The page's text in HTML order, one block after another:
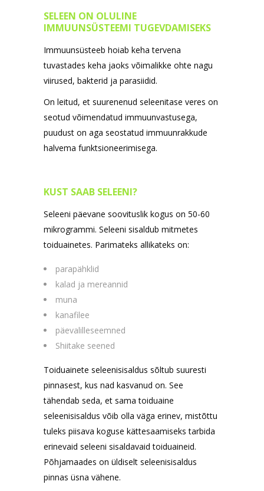
SELEEN ON OLULINE
IMMUUNSÜSTEEMI TUGEVDAMISEKS
Immuunsüsteeb hoiab keha tervena
tuvastades keha jaoks võimalikke ohte nagu
viirused, bakterid ja parasiidid.
On leitud, et suurenenud seleenitase veres on
seotud võimendatud immuunvastusega,
puudust on aga seostatud immuunrakkude
halvema funktsioneerimisega.
KUST SAAB SELEENI?
Seleeni päevane soovituslik kogus on 50-60
mikrogrammi. Seleeni sisaldub mitmetes
toiduainetes. Parimateks allikateks on:
parapähklid
kalad ja mereannid
muna
kanafilee
päevalilleseemned
Shiitake seened
Toiduainete seleenisisaldus sõltub suuresti
pinnasest, kus nad kasvanud on. See
tähendab seda, et sama toiduaine
seleenisisaldus võib olla väga erinev, mistõttu
tuleks piisava koguse kättesaamiseks tarbida
erinevaid seleeni sisaldavaid toiduaineid.
Põhjamaades on üldiselt seleenisisaldus
pinnas üsna vähene.